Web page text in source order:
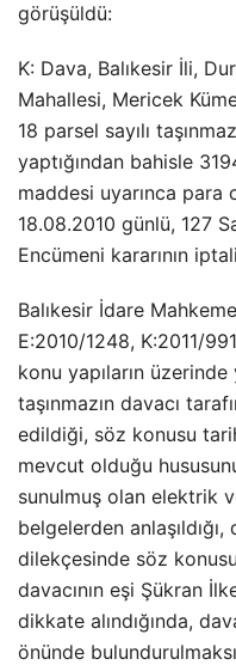
görüşüldü:
K: Dava, Balıkesir İli,
Mahallesi, Mericek
18 parsel sayılı
yaptığından bahisle
maddesi uyarınca para
18.08.2010 günlü, 127
Encümeni kararının
Balıkesir İdare
E:2010/1248, K:2011/
konu yapıların üzerinde
taşınmazın davacı
edildiği, söz konusu
mevcut olduğu
sunulmuş olan elektrik
belgelerden
dilekçesinde söz
davacının eşi Şükran
dikkate alındığında,
önünde